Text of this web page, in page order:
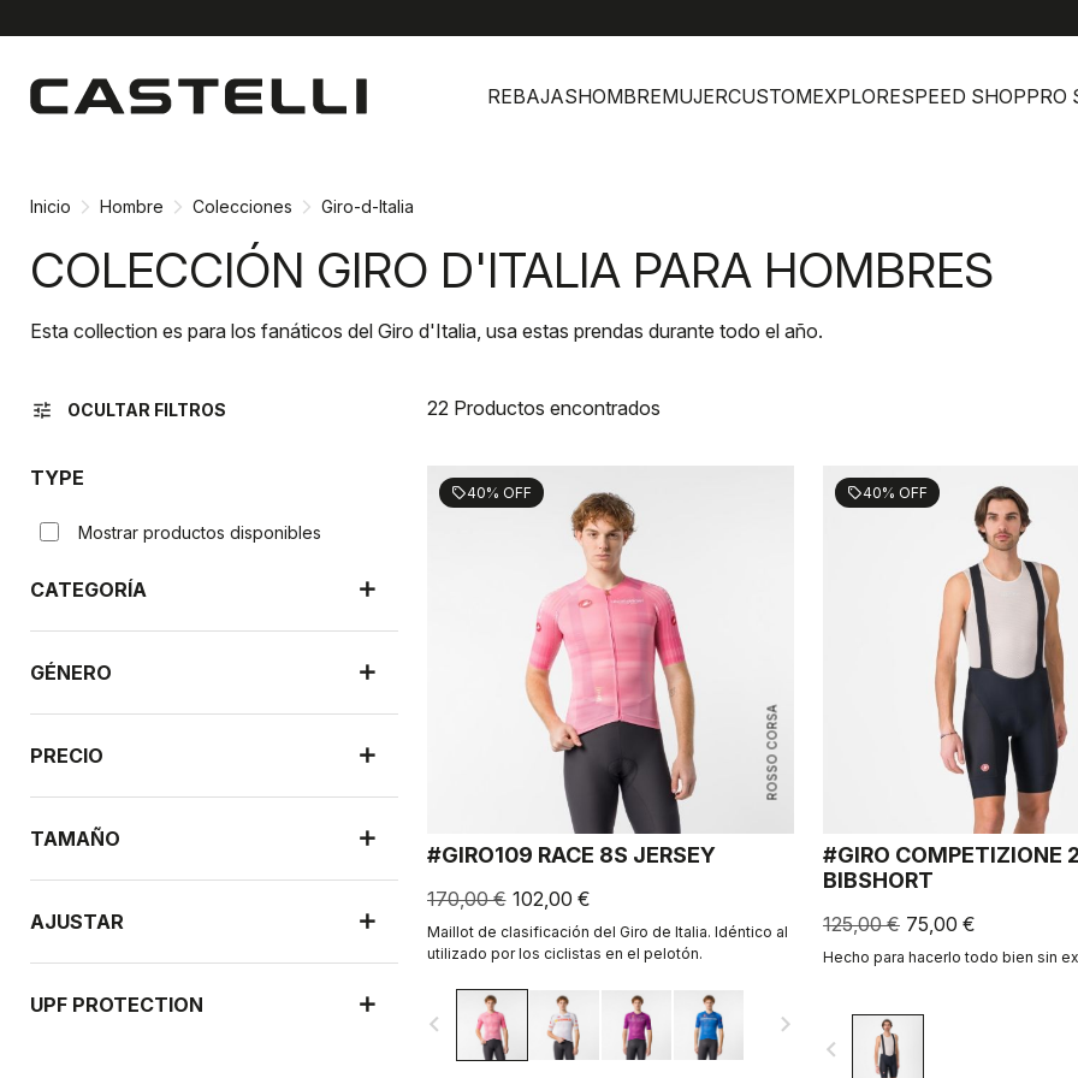
contenido
REBAJASHOMBREMUJERCUSTOMEXPLORESPEED SHOPPRO
Inicio Hombre Colecciones Giro-d-Italia
COLECCIÓN GIRO D'ITALIA PARA HOMBRES
Esta collection es para los fanáticos del Giro d'Italia, usa estas prendas durante todo el año.
tune OCULTAR FILTROS 22 Productos encontrados
TYPE
Mostrar productos disponibles
CATEGORÍA
GÉNERO
PRECIO
TAMAÑO
AJUSTAR
UPF PROTECTION
ROSSO CORSA
sell40% OFF
#GIRO109 RACE 8S JERSEY
170,00 € 102,00 €
Maillot de clasificación del Giro de Italia. Idéntico al
utilizado por los ciclistas en el pelotón.
navigate_before navigate_next
sell40% OFF
#GIRO COMPETIZIONE 2
BIBSHORT
125,00 € 75,00 €
Hecho para hacerlo todo bien sin
navigate_before